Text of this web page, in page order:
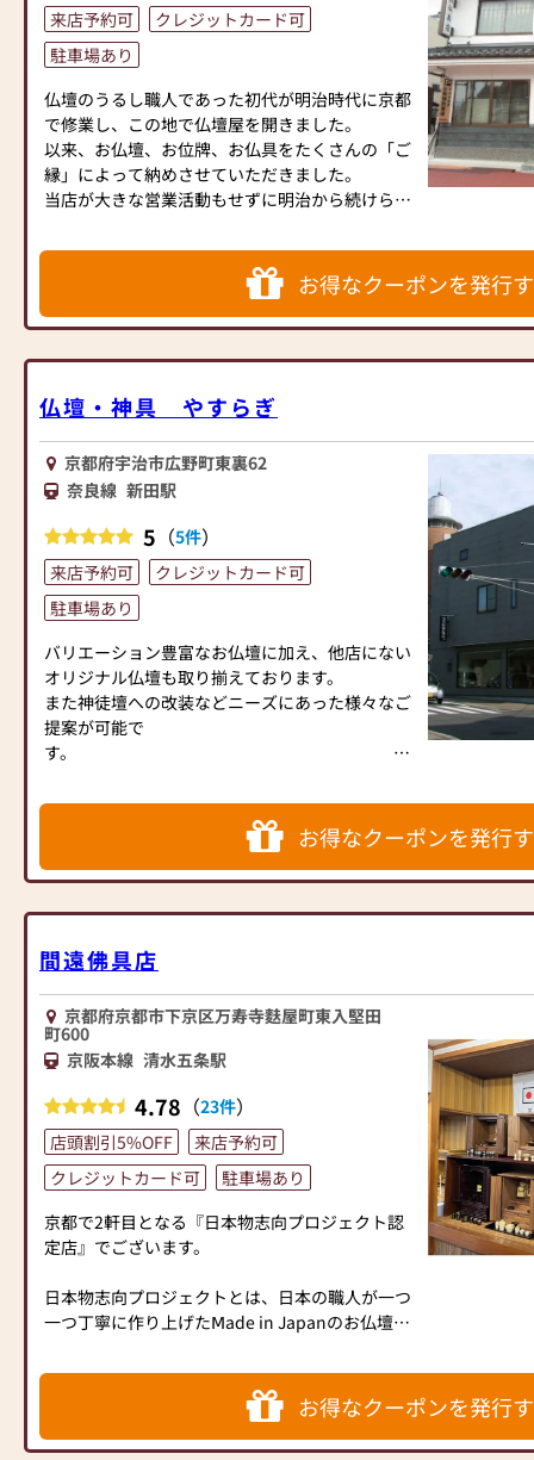
来店予約可
クレジットカード可
駐車場あり
仏壇のうるし職人であった初代が明治時代に京都
で修業し、この地で仏壇屋を開きました。
以来、お仏壇、お位牌、お仏具をたくさんの「ご
縁」によって納めさせていただきました。
当店が大きな営業活動もせずに明治から続けられ
それはお仏壇、お位牌、お仏具をご購入いただい
たお客様、ご寺院様から「信用」を得て、
それをご親戚、お知り合いの方にお伝えいただい
たおかげだと思っております。
ります。
ご来店を心よりお待ち申し上げます。
お得なクーポンを発行
仏壇・神具 やすらぎ
京都府宇治市広野町東裏62
奈良線 新田駅
5 （5件）
来店予約可
クレジットカード可
駐車場あり
バリエーション豊富なお仏壇に加え、他店にない
オリジナル仏壇も取り揃えております。
また神徒壇への改装などニーズにあった様々なご
提案が可能で
す
来店くださいませ。
お得なクーポンを発行
間遠佛具店
京都府京都市下京区万寿寺麩屋町東入堅田
町600
京阪本線 清水五条駅
4.78 （23件）
店頭割引5%OFF
来店予約可
クレジットカード可
駐車場あり
京都で2軒目となる『日本物志向プロジェクト認
定店』でございます。
日本物志向プロジェクトとは、日本の職人が一つ
一つ丁寧に作り上げたⅯade in Japanのお仏壇を
近年では海外製品がとても多く出回るようになり
ましたが、やはり毎日手を合わせて頂く品は末永
くお祀りでき修理可能な日本製のもので揃えて頂
きたいとの思いが強くお求めやすい金額にて展
お得なクーポンを発行